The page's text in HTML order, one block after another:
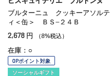
ブルターニュ クッキーアソルテ
ィ＜缶＞ ＢＳ−２４Ｂ
2,678 円 （8%税込）
在庫：○
OPポイント対象
ソーシャルギフト